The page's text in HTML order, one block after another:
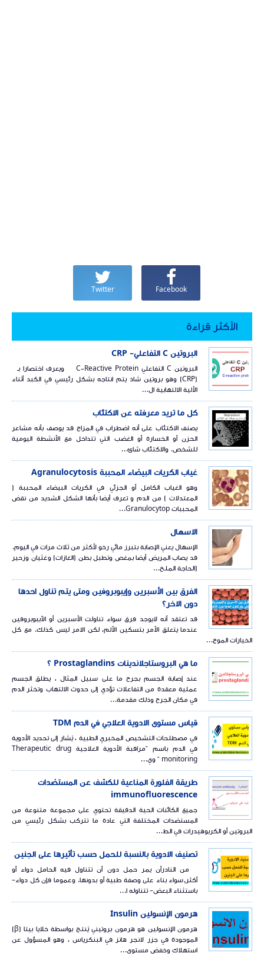
Facebook
Twitter
الأكثر قراءة
البروتين C التفاعلي- CRP
البروتين C التفاعلي C-Reactive Protein ويعرف اختصارا بـ
(CRP) وهو بروتين شاذ يتم انتاجه بشكل رئيسي في الكبد أثناء
الألية الالتهابية ال...
كل ما تريد معرفته عن الاكتئاب
يصنف الاكتئاب على أنه اضطراب في المزاج قد يوصف بأنه مشاعر
الحزن أو الخسارة أو الغضب التي تتداخل مع الأنشطة اليومية
للشخص. والاكتئاب شائ...
غياب الكريات البيضاء المحببة Agranulocytosis
وهو الغياب الكامل أو الجزئي في الكريات البيضاء المحببة (
المعتدلات ) من الدم و تعرف أيضا بأنها الشكل الشديد من نقض
المحببات Granulocytop...
الاسهال
الإسهال يعني الإصابة بتبرز مائي رخو لأكثر من ثلاث مرات في اليوم.
قد يصاب المريض أيضا بمغص وتطبل بطن (الغازات) وغثيان وزحير
(الحاجة الملح...
الفرق بين الأسبرين وإيبوبروفين ومتى يتم تناول احدها
دون الاخر؟
قد تعتقد أنه لايوجد فرق سواء تناولت الأسبرين أو الآيبوبروفين
عندما يتعلق الأمر بتسكين الألم، لكن الامر ليس كذلك. مع كل
الخيارات الموج...
ما هي البروستاجلاندينات Prostaglandins ؟
عند إصابة الجسم بجرح ما على سبيل المثال ، يطلق الجسم
عملية معقدة من التفاعلات تؤدي إلى حدوث الالتهاب وتخثر الدم
في مكان الجرح وذلك مقدمة...
قياس مستوى الادوية العلاجي في الدم TDM
في مصطلحات التشخيص المخبري الطبية ، يُشار إلى تحديد الأدوية
في الدم باسم "مراقبة الأدوية العلاجية Therapeutic drug
monitoring " وي...
طريقة الفلورة المناعية للكشف عن المستضدات
immunofluorescence
جميع الكائنات الحية الدقيقة تحتوي على مجموعة متنوعة من
المستضدات المختلفة التي عادة ما تتركب بشكل رئيسي من
البروتين أو الكربوهيدرات في الط...
تصنيف الادوية بالنسبة للحمل حسب تأثيرها على الجنين
من النادرأن يمر حمل دون أن تتناول فيه الحامل دواء أو
أكثر,سواء بناء على وصفة طبية أو بدونها. وعموما فإن كل دواء–
باستثناء البعض– تتناوله ا...
هرمون الإنسولين Insulin
هرمون الإنسولين هو هرمون بروتيني يُنتج بواسطة خلايا بيتا (β)
الموجودة في جزر لانجر هانز في البنكرياس ، وهو المسؤول عن
استهلاك وخفض مستوى...